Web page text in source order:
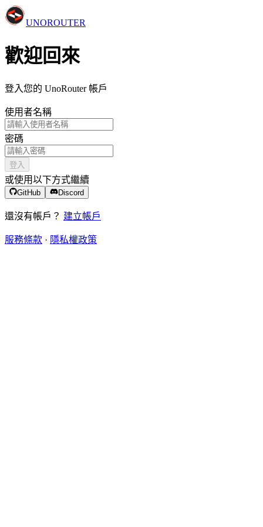
UNOROUTER
歡迎回來
登入您的 UnoRouter 帳戶
使用者名稱
密碼
登入
或使用以下方式繼續
GitHub Discord
還沒有帳戶？ 建立帳戶
服務條款 · 隱私權政策